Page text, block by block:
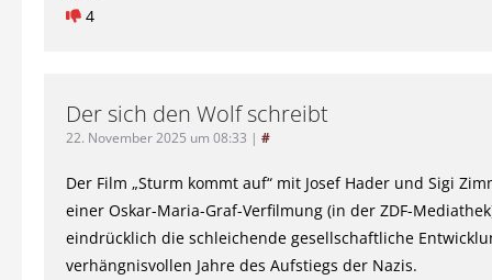
4
Der sich den Wolf schreibt
22. November 2025 um 08:33 | #
Der Film „Sturm kommt auf“ mit Josef Hader und Sigi
einer Oskar-Maria-Graf-Verfilmung (in der ZDF-
eindrücklich die schleichende gesellschaftliche
verhängnisvollen Jahre des Aufstiegs der Nazis.